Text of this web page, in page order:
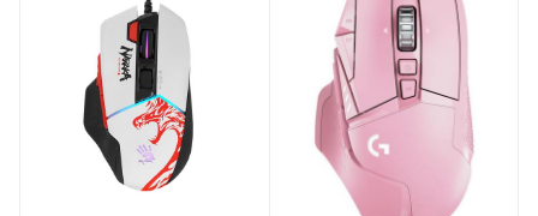
Длина кабеля Длина кабеля